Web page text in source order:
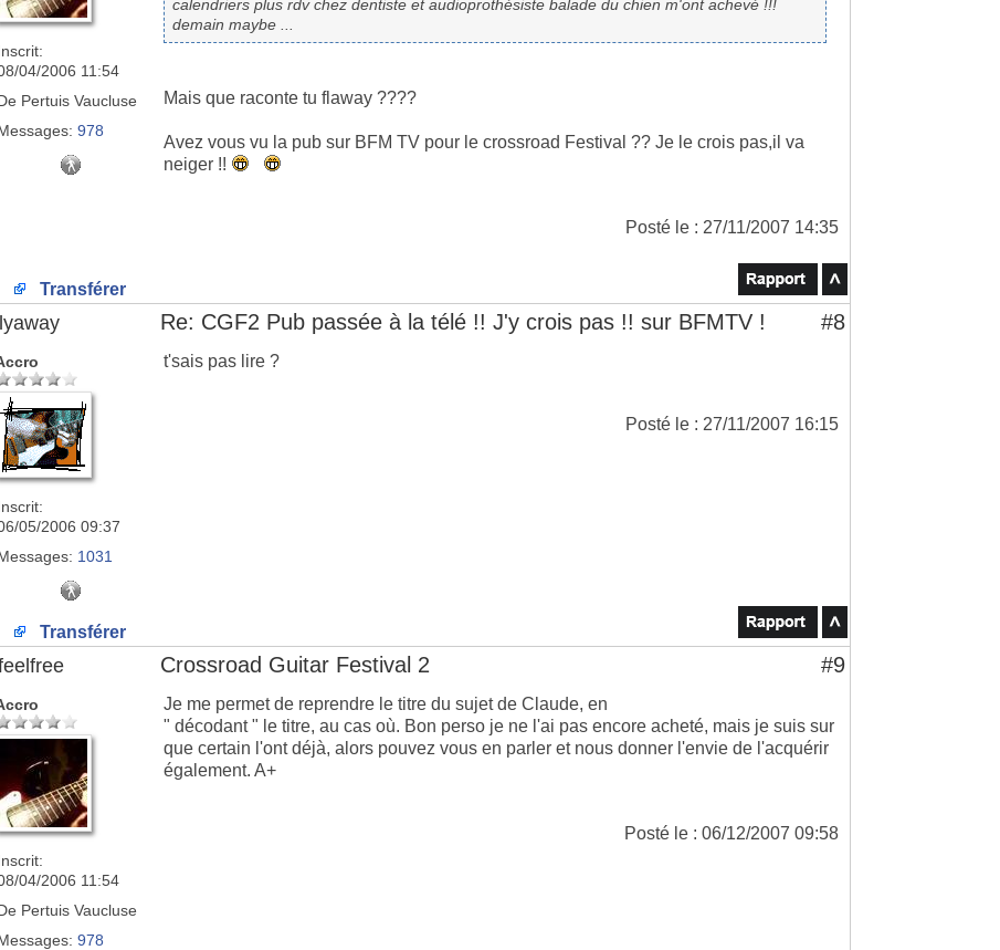
04/2006 11:54
Pertuis Vaucluse
978
calendriers plus rdv chez dentiste et audioprothésiste balade du chien m'ont achevé !!!
demain maybe ...
Mais que raconte tu flaway ????
Avez vous vu la pub sur BFM TV pour le crossroad Festival ?? Je le crois pas,il va
neiger !!
Posté le : 27/11/2007 14:35
Transférer
Re: CGF2 Pub passée à la télé !! J'y crois pas !! sur BFMTV ! #8
05/2006 09:37
1031
t'sais pas lire ?
Posté le : 27/11/2007 16:15
Transférer
Crossroad Guitar Festival 2 #9
04/2006 11:54
Pertuis Vaucluse
978
Je me permet de reprendre le titre du sujet de Claude, en
" décodant " le titre, au cas où. Bon perso je ne l'ai pas encore acheté, mais je suis sur
que certain l'ont déjà, alors pouvez vous en parler et nous donner l'envie de l'acquérir
également. A+
Posté le : 06/12/2007 09:58